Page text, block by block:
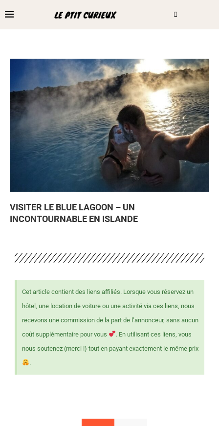
VISITER LE BLUE LAGOON – UN
INCONTOURNABLE EN ISLANDE
Cet article contient des liens affiliés. Lorsque vous réservez un
hôtel, une location de voiture ou une activité via ces liens, nous
recevons une commission de la part de l’annonceur, sans aucun
coût supplémentaire pour vous
. En utilisant ces liens, vous
nous soutenez (merci !) tout en payant exactement le même prix
.